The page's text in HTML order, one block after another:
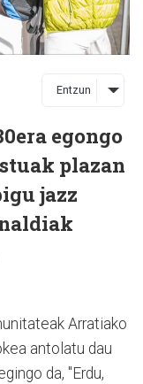
Entzun
egongo
plazan
jazz
Arratiako
antolatu dau
da, "Erdu,